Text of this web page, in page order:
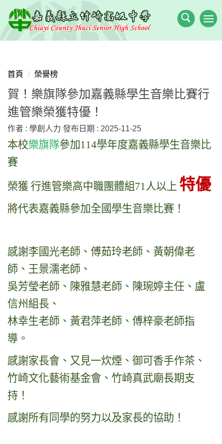
到
主
要
區
首頁 榮譽榜
賀！樂旗隊參加嘉義縣學生音樂比賽行
進管樂榮獲特優！
作者 : 學創人力 發布日期 : 2025-11-25
本校樂旗隊參加114學年度嘉義縣學生音樂比
賽
榮獲 行進管樂高中職團體組71人以上 特優
將代表嘉義縣參加全國學生音樂比賽！
感謝李國光老師、傅茹玲老師、黃朝偉老
師、王景濡老師、
吳芳瑩老師、陳雅慧老師、陳琬婷主任、盧
信州組長、
林幸生老師、黃君萍老師、傅梓豪老師指
導。
感謝家長會、又見一炊煙、御可香手作茶、
竹崎文化藝術基金會、竹崎真武廟長期支
持！
感謝所有同學的努力以及家長的協助！